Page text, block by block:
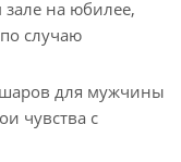
на юбилее,
случаю
для мужчины
чувства с